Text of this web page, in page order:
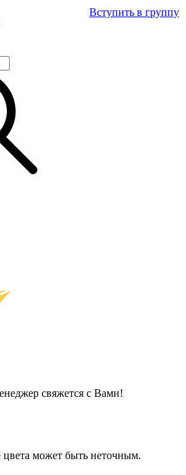
Вступить в группу
свяжется с Вами!
может быть неточным.